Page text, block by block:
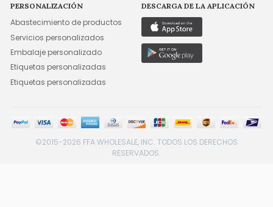
PERSONALIZACIÓN
Abastecimiento de productos
Servicios personalizados
Embalaje personalizado
Etiquetas personalizadas
Etiquetas personalizadas
DESCARGA DE LA APLICACIÓN
©2015-2026 FFA WHOLESALE, INC. TODOS LOS DERECHOS
RESERVADOS.